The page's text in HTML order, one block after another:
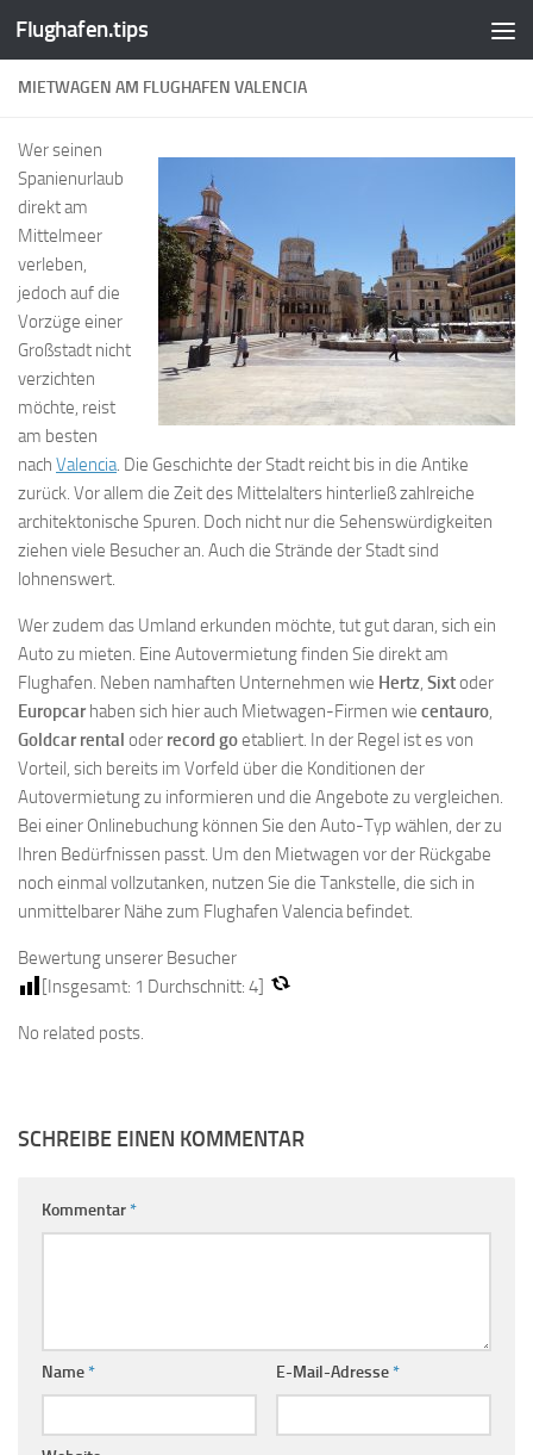
Zum Inhalt springen
Flughafen.tips
MIETWAGEN AM FLUGHAFEN VALENCIA
Wer seinen
Spanienurlaub
direkt am
Mittelmeer
verleben,
jedoch auf die
Vorzüge einer
Großstadt nicht
verzichten
möchte, reist
am besten
nach Valencia. Die Geschichte der Stadt reicht bis in die Antike
zurück. Vor allem die Zeit des Mittelalters hinterließ zahlreiche
architektonische Spuren. Doch nicht nur die Sehenswürdigkeiten
ziehen viele Besucher an. Auch die Strände der Stadt sind
lohnenswert.
Wer zudem das Umland erkunden möchte, tut gut daran, sich ein
Auto zu mieten. Eine Autovermietung finden Sie direkt am
Flughafen. Neben namhaften Unternehmen wie Hertz, Sixtoder
Europcarhaben sich hier auch Mietwagen-Firmen wie centauro,
Goldcar rental oder record goetabliert. In der Regel ist es von
Vorteil, sich bereits im Vorfeld über die Konditionen der
Autovermietung zu informieren und die Angebote zu vergleichen.
Bei einer Onlinebuchung können Sie den Auto-Typ wählen, der zu
Ihren Bedürfnissen passt. Um den Mietwagen vor der Rückgabe
noch einmal vollzutanken, nutzen Sie die Tankstelle, die sich in
unmittelbarer Nähe zum Flughafen Valencia befindet.
Bewertung unserer Besucher
[Insgesamt: 1 Durchschnitt: 4]
No related posts.
SCHREIBE EINEN KOMMENTAR
Kommentar*
Name* E-Mail-Adresse*